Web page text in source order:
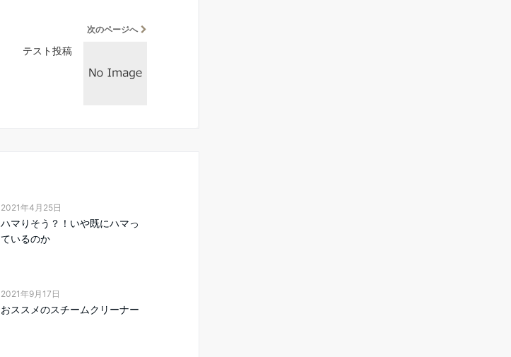
次のページへ
テスト投稿
2021年4月25日
ハマりそう？！いや既にハマっ
ているのか
2021年9月17日
おススメのスチームクリーナー